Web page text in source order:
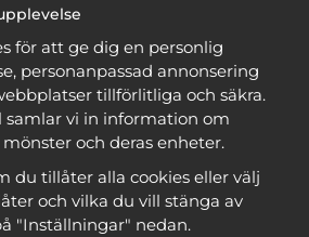
gratisoch få många
till mönstret. Du ser vilka som
när du är inloggad
Bli medlem
för att ge dig en personlig
personanpassad annonsering
tillförlitliga och säkra.
samlar vi in information om
och deras enheter.
du tillåter alla cookies eller välj
och vilka du vill stänga av
"Inställningar" nedan.